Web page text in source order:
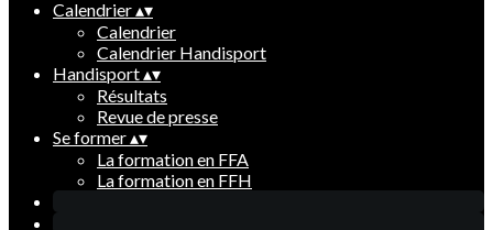
Calendrier▴▾
Calendrier
Calendrier Handisport
Handisport▴▾
Résultats
Revue de presse
Se former▴▾
La formation en FFA
La formation en FFH